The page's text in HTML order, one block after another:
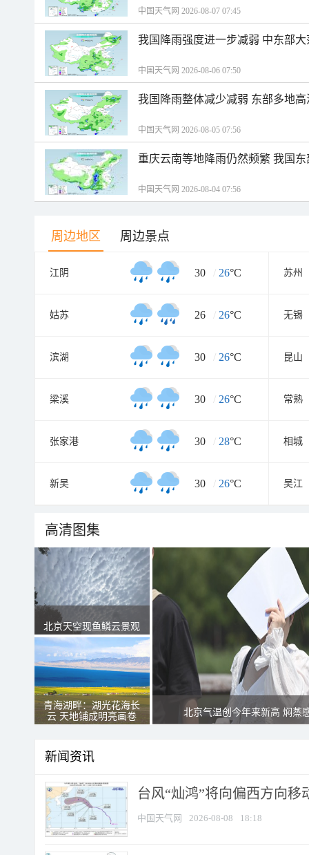
中国天气网 2026-08-07 07:45
我国降雨强度进一步减弱 中东部
中国天气网 2026-08-06 07:50
我国降雨整体减少减弱 东部多地
中国天气网 2026-08-05 07:56
重庆云南等地降雨仍然频繁 我国
中国天气网 2026-08-04 07:56
周边地区 周边景点
江阴 30 / 26°C 苏州
姑苏 26 / 26°C 无锡
滨湖 30 / 26°C 昆山
梁溪 30 / 26°C 常熟
张家港 30 / 28°C 相城
新吴 30 / 26°C 吴江
高清图集
北京天空现鱼鳞云景观
青海湖畔：湖光花海长
云 天地铺成明亮画卷
北京气温创今年来新高 焖蒸
新闻资讯
台风“灿鸿”将向偏西方向移
中国天气网 2026-08-08 18:18